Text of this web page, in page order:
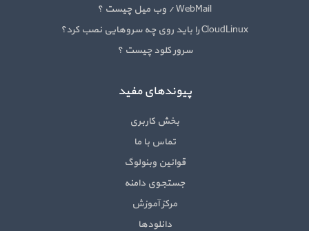
WebMail / وب میل چیست ؟
CloudLinux را باید روی چه سروهایی نصب کرد؟
سرور کلود چیست ؟
پیوندهای مفید
بخش کاربری
تماس با ما
قوانین وبنولوگ
جستجوی دامنه
مرکز آموزش
دانلودها